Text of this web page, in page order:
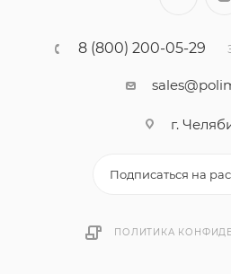
8 (800) 200-05-29
г.
Подписаться на
ПОЛИТИКА